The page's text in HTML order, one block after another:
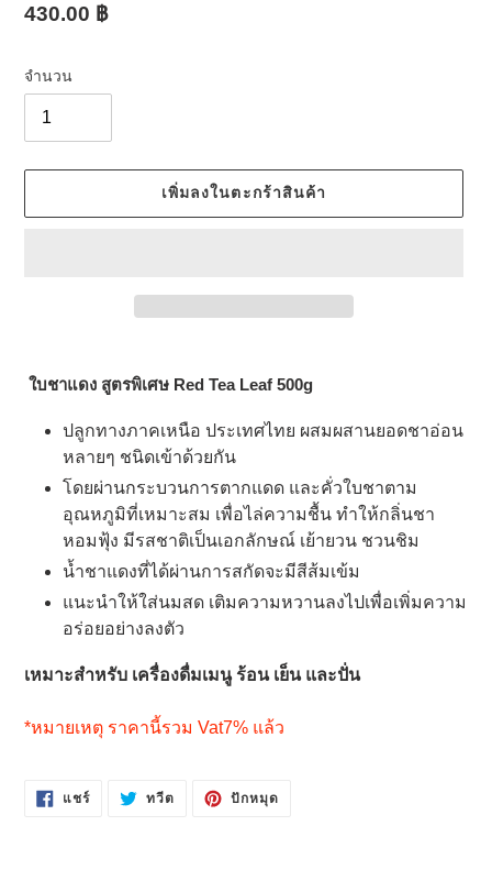
ราคา
430.00 ฿
จำนวน
เพิ่มลงในตะกร้าสินค้า
เพิ่มสิน
สินค้า
ใบชาแดง สูตรพิเศษ Red Tea Leaf 500g
ปลูกทางภาคเหนือ ประเทศไทย ผสมผสานยอดชาอ่อน
หลายๆ ชนิดเข้าด้วยกัน
โดยผ่านกระบวนการตากแดด และคั่วใบชาตาม
อุณหภูมิที่เหมาะสม เพื่อไล่ความชื้น ทำให้กลิ่นชา
หอมฟุ้ง มีรสชาติเป็นเอกลักษณ์ เย้ายวน ชวนชิม
น้ำชาแดงที่ได้ผ่านการสกัดจะมีสีส้มเข้ม
แนะนำให้ใส่นมสด เติมความหวานลงไปเพื่อเพิ่มความ
อร่อยอย่างลงตัว
เหมาะสำหรับ เครื่องดื่มเมนู ร้อน เย็น และปั่น
*หมายเหตุ ราคานี้รวม Vat7% แล้ว
แชร์แชร์
บน
ทวีตทวี
ตบน
ปักหมุดปัก
หมุด